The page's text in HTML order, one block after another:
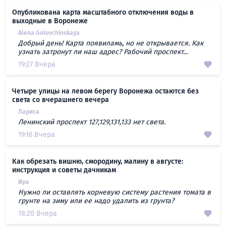
Опубликована карта масштабного отключения воды в
выходные в Воронеже
Alena Golovchinskaya
Добрый день! Карта появиламь, но не открывается. Как
узнать затронут ли наш адрес? Рабочий проспект...
19:27 Вчера
Четыре улицы на левом берегу Воронежа остаются без
света со вчерашнего вечера
Лариса
Ленинский проспект 127,129,131,133 нет света.
19:16 Вчера
Как обрезать вишню, смородину, малину в августе:
инструкция и советы дачникам
Ира
Нужно ли оставлять корневую систему растения томата в
грунте на зиму или ее надо удалить из грунта?
18:20 Вчера